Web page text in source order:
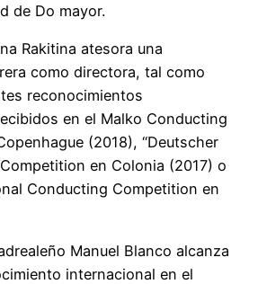
de Do mayor.
Rakitina atesora una
como directora, tal como
reconocimientos
en el Malko Conducting
(2018), “Deutscher
en Colonia (2017) o
Conducting Competition en
Manuel Blanco alcanza
internacional en el